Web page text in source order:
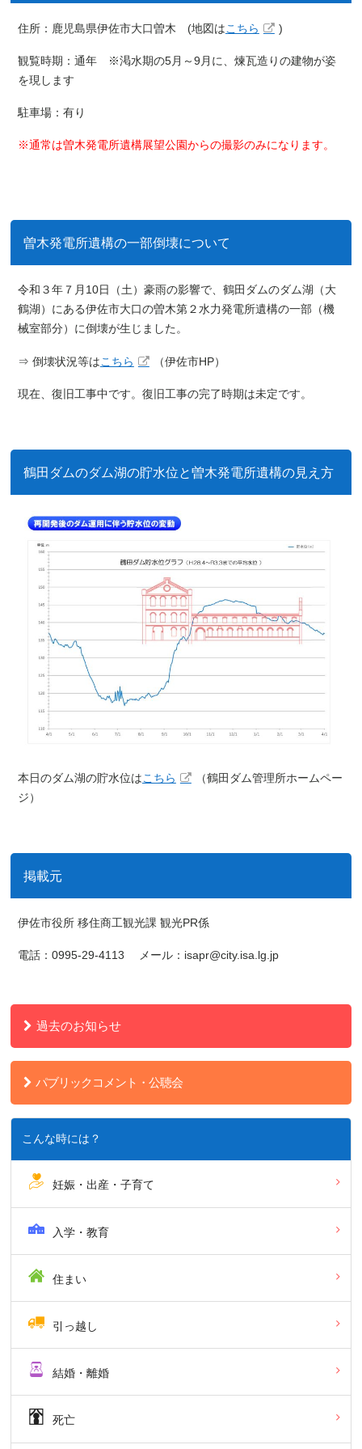
住所： 鹿児島県伊佐市大口曽木 (地図はこちら )
観覧時期： 通年 ※渇水期の5月～9月に、煉瓦造りの建物が姿
を現します
駐車場：有り
※通常は曽木発電所遺構展望公園からの撮影のみになります。
曽木発電所遺構の一部倒壊について
令和３年７月10日（土）豪雨の影響で、鶴田ダムのダム湖（大
鶴湖）にある伊佐市大口の曽木第２水力発電所遺構の一部（機
械室部分）に倒壊が生じました。
⇒ 倒壊状況等はこちら （伊佐市HP）
現在、復旧工事中です。復旧工事の完了時期は未定です。
鶴田ダムのダム湖の貯水位と曽木発電所遺構の見え方
本日のダム湖の貯水位はこちら
（鶴田ダム管理所ホームペー
ジ）
掲載元
伊佐市役所 移住商工観光課 観光PR係
電話：0995-29-4113 メール：isapr@city.isa.lg.jp
過去のお知らせ
パブリックコメント・公聴会
こんな時には？
妊娠・出産・子育て
入学・教育
住まい
引っ越し
結婚・離婚
死亡